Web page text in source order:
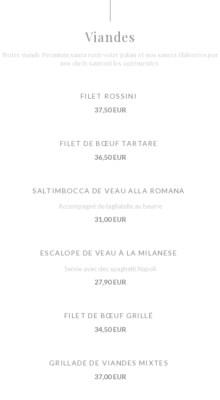
Viandes
Notre viande Premium saura ravir votre palais et nos sauces élaborées par
nos chefs sauront les agrémenter.
FILET ROSSINI
37,50 EUR
FILET DE BŒUF TARTARE
36,50 EUR
SALTIMBOCCA DE VEAU ALLA ROMANA
Accompagné de tagliatelle au beurre
31,00 EUR
ESCALOPE DE VEAU À LA MILANESE
Servie avec des spaghetti Napoli
27,90 EUR
FILET DE BŒUF GRILLÉ
34,50 EUR
GRILLADE DE VIANDES MIXTES
37,00 EUR